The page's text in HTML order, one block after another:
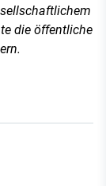
die öffentliche